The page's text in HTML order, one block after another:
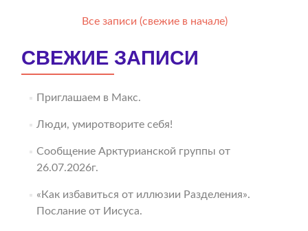
Все записи (свежие в начале)
СВЕЖИЕ ЗАПИСИ
Приглашаем в Макс.
Люди, умиротворите себя!
Сообщение Арктурианской группы от
26.07.2026г.
«Как избавиться от иллюзии Разделения».
Послание от Иисуса.